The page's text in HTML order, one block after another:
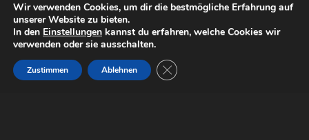
Wir verwenden Cookies, um dir die bestmögliche Erfahrung auf
unserer Website zu bieten.
In den Einstellungen kannst du erfahren, welche Cookies wir
verwenden oder sie ausschalten.
Zustimmen Ablehnen GDPR Cookie-Banner schließen